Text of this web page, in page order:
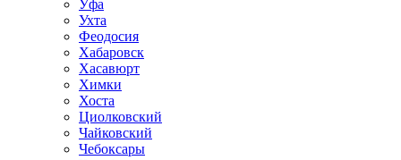
Уфа
Ухта
Феодосия
Хабаровск
Хасавюрт
Химки
Хоста
Циолковский
Чайковский
Чебоксары